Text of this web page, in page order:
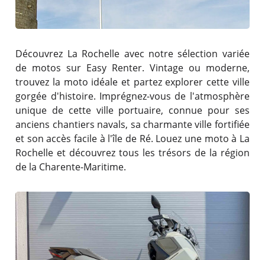
Découvrez La Rochelle avec notre sélection variée
de motos sur Easy Renter. Vintage ou moderne,
trouvez la moto idéale et partez explorer cette ville
gorgée d'histoire. Imprégnez-vous de l'atmosphère
unique de cette ville portuaire, connue pour ses
anciens chantiers navals, sa charmante ville fortifiée
et son accès facile à l'île de Ré. Louez une moto à La
Rochelle et découvrez tous les trésors de la région
de la Charente-Maritime.